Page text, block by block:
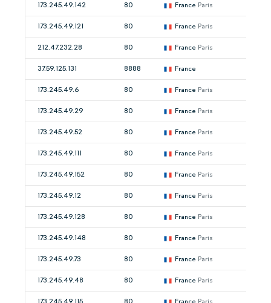
173.245.49.142 80 France Paris
173.245.49.121 80 France Paris
212.47.232.28 80 France Paris
37.59.125.131 8888 France
173.245.49.6 80 France Paris
173.245.49.29 80 France Paris
173.245.49.52 80 France Paris
173.245.49.111 80 France Paris
173.245.49.152 80 France Paris
173.245.49.12 80 France Paris
173.245.49.128 80 France Paris
173.245.49.148 80 France Paris
173.245.49.73 80 France Paris
173.245.49.48 80 France Paris
173.245.49.115 80 France Paris